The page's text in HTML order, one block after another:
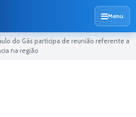
Menu
do Gás participa de reunião referente a
na região